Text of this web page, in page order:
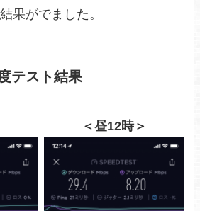
果がでました。
テスト結果
＜昼12時＞